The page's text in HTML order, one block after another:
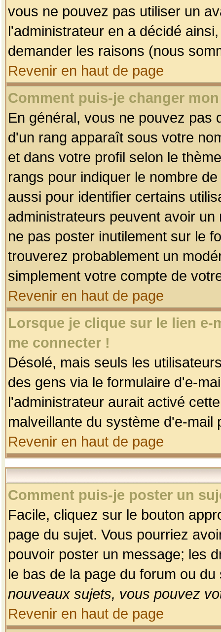
vous ne pouvez pas utiliser un
l'administrateur en a décidé
demander les raisons (nous
Revenir en haut de page
Comment puis-je changer
En général, vous ne pouvez pas
d'un rang apparaît sous votre
et dans votre profil selon le
rangs pour indiquer le nombre
aussi pour identifier certains
administrateurs peuvent avoir
ne pas poster inutilement sur le
trouverez probablement un
simplement votre compte de
Revenir en haut de page
Lorsque je clique sur le lien
me connecter !
Désolé, mais seuls les
des gens via le formulaire d'e-
l'administrateur aurait activé
malveillante du système d'e-
Revenir en haut de page
Comment puis-je poster un
Facile, cliquez sur le bouton
page du sujet. Vous pourriez
pouvoir poster un message; les
le bas de la page du forum ou
nouveaux sujets, vous pouvez
Revenir en haut de page